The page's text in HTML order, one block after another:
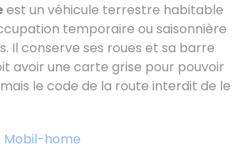
est un véhicule terrestre habitable
temporaire ou saisonnière
Il conserve ses roues et sa barre
avoir une carte grise pour pouvoir
le code de la route interdit de le
Mobil-home